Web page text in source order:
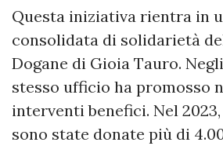
Questa iniziativa rientra in
consolidata di solidarietà
Dogane di Gioia Tauro.
stesso ufficio ha promosso
interventi benefici. Nel
sono state donate più di